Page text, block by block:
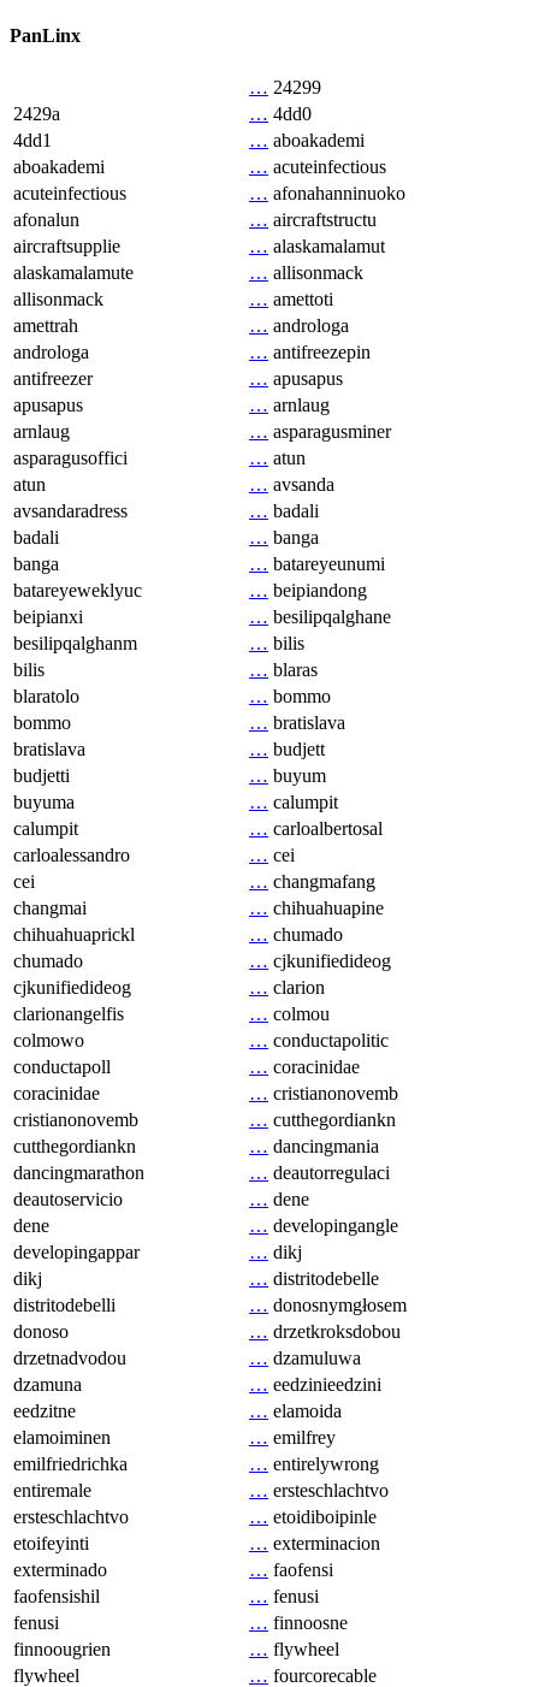
PanLinx
… 24299
2429a
… 4dd0
4dd1
… aboakademi
aboakademi
… acuteinfectious
acuteinfectious
… afonahanninuoko
afonalun
… aircraftstructu
aircraftsupplie
… alaskamalamut
alaskamalamute
… allisonmack
allisonmack
… amettoti
amettrah
… androloga
androloga
… antifreezepin
antifreezer
… apusapus
apusapus
… arnlaug
arnlaug
… asparagusminer
asparagusoffici
… atun
atun
… avsanda
avsandaradress
… badali
badali
… banga
banga
… batareyeunumi
batareyeweklyuc
… beipiandong
beipianxi
… besilipqalghane
besilipqalghanm
… bilis
bilis
… blaras
blaratolo
… bommo
bommo
… bratislava
bratislava
… budjett
budjetti
… buyum
buyuma
… calumpit
calumpit
… carloalbertosal
carloalessandro
… cei
cei
… changmafang
changmai
… chihuahuapine
chihuahuaprickl
… chumado
chumado
… cjkunifiedideog
cjkunifiedideog
… clarion
clarionangelfis
… colmou
colmowo
… conductapolitic
conductapoll
… coracinidae
coracinidae
… cristianonovemb
cristianonovemb
… cutthegordiankn
cutthegordiankn
… dancingmania
dancingmarathon
… deautorregulaci
deautoservicio
… dene
dene
… developingangle
developingappar
… dikj
dikj
… distritodebelle
distritodebelli
… donosnymgłosem
donoso
… drzetkroksdobou
drzetnadvodou
… dzamuluwa
dzamuna
… eedzinieedzini
eedzitne
… elamoida
elamoiminen
… emilfrey
emilfriedrichka
… entirelywrong
entiremale
… ersteschlachtvo
ersteschlachtvo
… etoidiboipinle
etoifeyinti
… exterminacion
exterminado
… faofensi
faofensishil
… fenusi
fenusi
… finnoosne
finnoougrien
… flywheel
flywheel
… fourcorecable